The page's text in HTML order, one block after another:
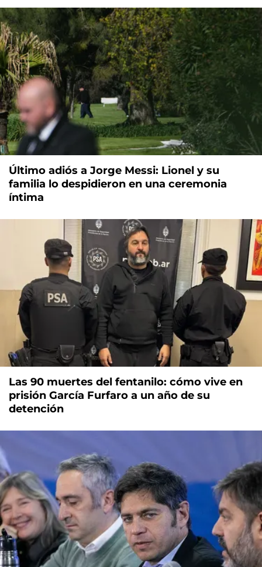
Último adiós a Jorge Messi: Lionel y su
familia lo despidieron en una ceremonia
íntima
Las 90 muertes del fentanilo: cómo vive en
prisión García Furfaro a un año de su
detención